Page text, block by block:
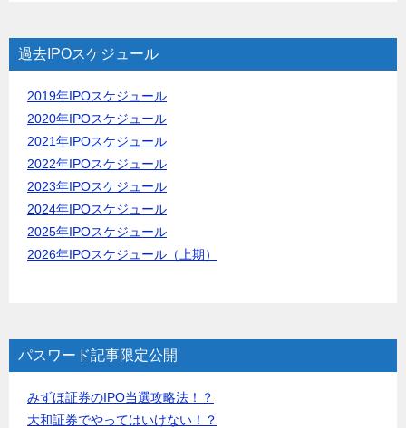
過去IPOスケジュール
2019年IPOスケジュール
2020年IPOスケジュール
2021年IPOスケジュール
2022年IPOスケジュール
2023年IPOスケジュール
2024年IPOスケジュール
2025年IPOスケジュール
2026年IPOスケジュール（上期）
パスワード記事限定公開
みずほ証券のIPO当選攻略法！？
大和証券でやってはいけない！？